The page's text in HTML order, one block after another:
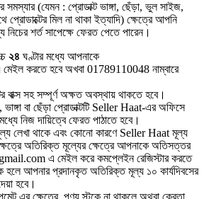
সমস্যার (যেমন : প্রোডাক্ট ভাঙ্গা, ছেঁড়া, ভুল সাইজ,
প্রোডাক্টের মিল না থাকা ইত্যাদি) ক্ষেত্রে আপনি
নিচের শর্ত সাপেক্ষে ফেরত পেতে পারেন।
২৪ ঘণ্টার মধ্যে আপনাকে
করতে হবে অখবা 01789110048 নাম্বারে
বাক্স সহ সম্পূর্ণ অক্ষত অবস্থায় থাকতে হবে।
ভাঙ্গা বা ছেঁড়া প্রোডাক্টটি Seller Haat-এর অফিসে
নিজ দায়িত্বে ফেরত পাঠাতে হবে।
লেখা থাকে এবং কোনো কারণে Seller Haat মূল্য
অতিরিক্ত মূল্যের ক্ষেত্রে আপনাকে অতিসত্তর
এ মেইল করে কমপ্লেইন রেজিস্টার করতে
আপনার প্রদানকৃত অতিরিক্ত মূল্য ১০ কার্যদিবসের
হবে।